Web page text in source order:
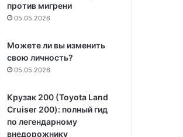
против мигрени
05.05.2026
Можете ли вы изменить
свою личность?
05.05.2026
Крузак 200 (Toyota Land
Cruiser 200): полный гид
по легендарному
внедорожнику